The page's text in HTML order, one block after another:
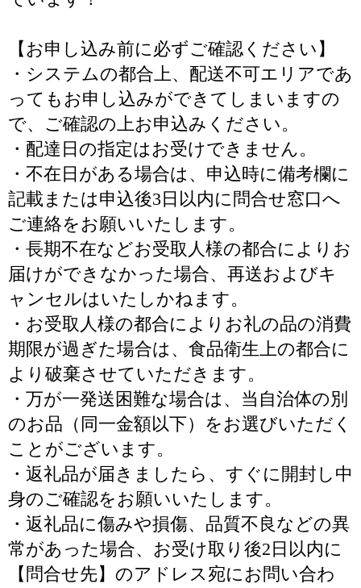
【お申し込み前に必ずご確認ください】
・システムの都合上、配送不可エリアであ
ってもお申し込みができてしまいますの
で、ご確認の上お申込みください。
・配達日の指定はお受けできません。
・不在日がある場合は、申込時に備考欄に
記載または申込後3日以内に問合せ窓口へ
ご連絡をお願いいたします。
・長期不在などお受取人様の都合によりお
届けができなかった場合、再送およびキ
ャンセルはいたしかねます。
・お受取人様の都合によりお礼の品の消費
期限が過ぎた場合は、食品衛生上の都合に
より破棄させていただきます。
・万が一発送困難な場合は、当自治体の別
のお品（同一金額以下）をお選びいただく
ことがございます。
・返礼品が届きましたら、すぐに開封し中
身のご確認をお願いいたします。
・返礼品に傷みや損傷、品質不良などの異
常があった場合、お受け取り後2日以内に
【問合せ先】のアドレス宛にお問い合わ